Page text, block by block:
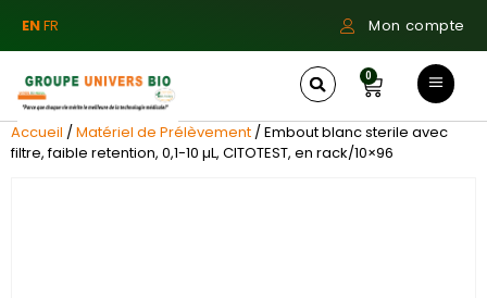
ENFR Mon compte
0
Accueil /Matériel de Prélèvement / Embout blanc sterile avec
filtre, faible retention, 0,1-10 µL, CITOTEST, en rack/10×96